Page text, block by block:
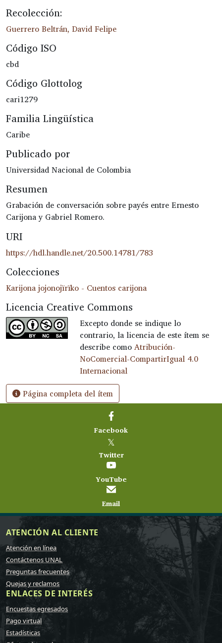
Recolección:
Guerrero Beltrán, David Felipe
Código ISO
cbd
Código Glottolog
cari1279
Familia Lingüística
Caribe
Publicado por
Universidad Nacional de Colombia
Resumen
Grabación de conversación sobre payés entre Ernesto
Carijona y Gabriel Romero.
URI
https://hdl.handle.net/20.500.14781/783
Colecciones
Karijona jojonojïrïko - Cuentos carijona
Licencia Creative Commons
Excepto donde se indique lo
contrario, la licencia de este ítem se
describe comoAtribución-
NoComercial-CompartirIgual 4.0
Internacional
Página completa del ítem
Facebook
𝕏
Twitter
YouTube
Email
ATENCIÓN AL CLIENTE
Atención en línea
Contáctenos UNAL
Preguntas frecuentes
Quejas y reclamos
ENLACES DE INTERÉS
Encuestas egresados
Pago virtual
Estadísticas